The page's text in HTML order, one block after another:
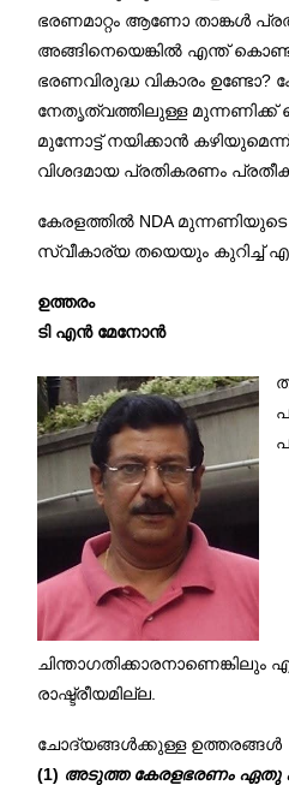
ഭരണമാറ്റം ആണോ താങ്കൾ
അങ്ങിനെയെങ്കിൽ എന്ത്
ഭരണവിരുദ്ധ വികാരം
നേതൃത്വത്തിലുള്ള മുന്നണിക്ക്
മുന്നോട്ട് നയിക്കാൻ
വിശദമായ പ്രതികരണം
കേരളത്തിൽ NDA
സ്വീകാര്യ തയെയും കുറിച്ച്
ഉത്തരം
ടി എൻ മേനോൻ
ചിന്താഗതിക്കാരനാണെങ്കിലും
രാഷ്ട്രീയമില്ല.
ചോദ്യങ്ങൾക്കുള്ള ഉത്തരങ്ങൾ
(1) അടുത്ത കേരളഭരണം ഏതു